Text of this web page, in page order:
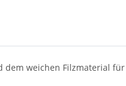
weichen Filzmaterial